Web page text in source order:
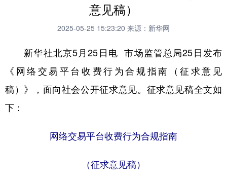
财经
科技 科创 量子 体育
文化 书画 军事
人居 信息化
乡村振兴 银龄
意见稿）
2025-05-25 15:23:20 来源：新华网
新华社北京5月25日电 市场监管总局25日发布
《网络交易平台收费行为合规指南（征求意见
稿）》，面向社会公开征求意见。征求意见稿全文如
下：
网络交易平台收费行为合规指南
（征求意见稿）